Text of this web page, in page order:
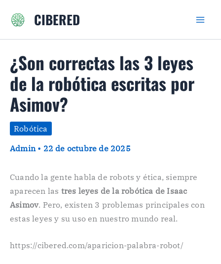
CIBERED
¿Son correctas las 3 leyes
de la robótica escritas por
Asimov?
Robótica
Admin • 22 de octubre de 2025
Cuando la gente habla de robots y ética, siempre
aparecen las tres leyes de la robótica de Isaac
Asimov. Pero, existen 3 problemas principales con
estas leyes y su uso en nuestro mundo real.
https://cibered.com/aparicion-palabra-robot/